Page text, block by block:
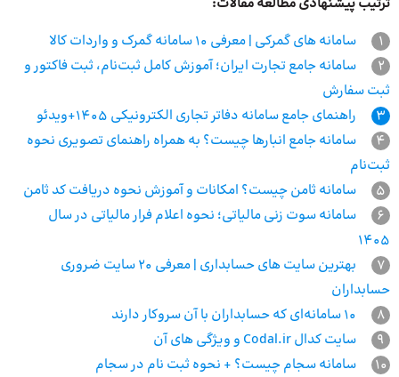
ترتیب پیشنهادی مطالعه مقالات:
1
سامانه های گمرکی | معرفی 10 سامانه گمرک و واردات کالا
2
سامانه جامع تجارت ایران؛ آموزش کامل ثبت‌نام، ثبت فاکتور و
ثبت سفارش
3
راهنمای جامع سامانه دفاتر تجاری الکترونیکی 1405+ویدئو
4
سامانه جامع انبارها چیست؟ به همراه راهنمای تصویری نحوه
ثبت‌نام
5
سامانه ثامن چیست؟ امکانات و آموزش نحوه دریافت کد ثامن
6
سامانه سوت زنی مالیاتی؛ نحوه اعلام فرار مالیاتی در سال
۱۴۰۵
7
بهترین سایت های حسابداری | معرفی 20 سایت ضروری
حسابداران
8
9
سایت کدال Codal.ir و ویژگی های آن
10
سامانه سجام چیست؟ + نحوه ثبت نام در سجام